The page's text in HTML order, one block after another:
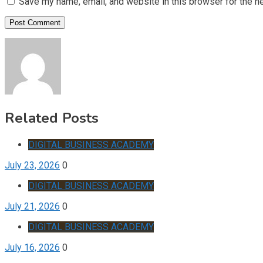
Related Posts
DIGITAL BUSINESS ACADEMY
July 23, 2026 0
DIGITAL BUSINESS ACADEMY
July 21, 2026 0
DIGITAL BUSINESS ACADEMY
July 16, 2026 0